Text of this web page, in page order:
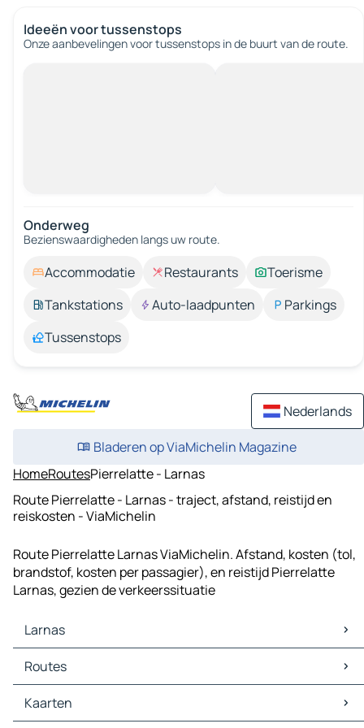
Ideeën voor tussenstops
Onze aanbevelingen voor tussenstops in de buurt van de route.
Onderweg
Bezienswaardigheden langs uw route.
Accommodatie Restaurants
Toerisme
Tankstations
Auto-laadpunten
Parkings
Tussenstops
Nederlands
Bladeren op ViaMichelin Magazine
HomeRoutesPierrelatte - Larnas
Route Pierrelatte - Larnas - traject, afstand, reistijd en
reiskosten - ViaMichelin
Route Pierrelatte Larnas ViaMichelin. Afstand, kosten (tol,
brandstof, kosten per passagier), en reistijd Pierrelatte
Larnas, gezien de verkeerssituatie
Larnas
Larnas Kaarten
Larnas Verkeer
Larnas Hotels
Larnas Restaurants
Routes
Routes Larnas - Saint-Remèze
Routes Larnas - Vallon-Pont-d'Arc
Kaarten